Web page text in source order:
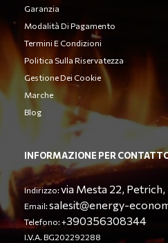
Garanzia
Modalità Di Pagamento
Termini E Condizioni
Politica Sulla Riservatezza
Gestione Dei Cookie
Marche
Blog
INFORMAZIONE PER
Indirizzo:via Mesta 22,
Email:salesit@energy-
Telefono: +390356308344
I.V.A. BG202292288